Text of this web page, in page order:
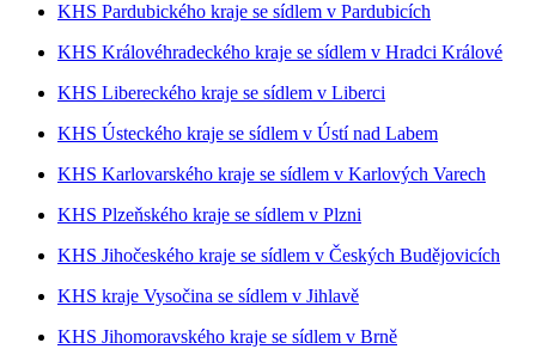
KHS Pardubického kraje se sídlem v Pardubicích
KHS Královéhradeckého kraje se sídlem v Hradci Králové
KHS Libereckého kraje se sídlem v Liberci
KHS Ústeckého kraje se sídlem v Ústí nad Labem
KHS Karlovarského kraje se sídlem v Karlových Varech
KHS Plzeňského kraje se sídlem v Plzni
KHS Jihočeského kraje se sídlem v Českých Budějovicích
KHS kraje Vysočina se sídlem v Jihlavě
KHS Jihomoravského kraje se sídlem v Brně